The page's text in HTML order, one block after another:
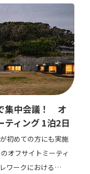
集中会議！ オ
ティング 1泊2日
初めての方にも実施
オフサイトミーティ
ワークにおける…